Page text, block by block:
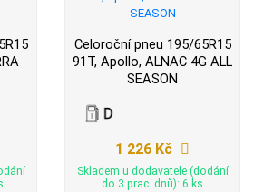
Celoroční pneu 195/65R15
91T, Apollo, ALNAC 4G ALL
SEASON
1 226 Kč
Skladem u dodavatele (dodání
do 3 prac. dnů): 6 ks